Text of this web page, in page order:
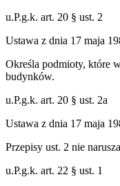
u.P.g.k. art. 20 § ust. 2
Ustawa z dnia 17 maja
Określa podmioty, które
budynków.
u.P.g.k. art. 20 § ust. 2a
Ustawa z dnia 17 maja
Przepisy ust. 2 nie
u.P.g.k. art. 22 § ust. 1